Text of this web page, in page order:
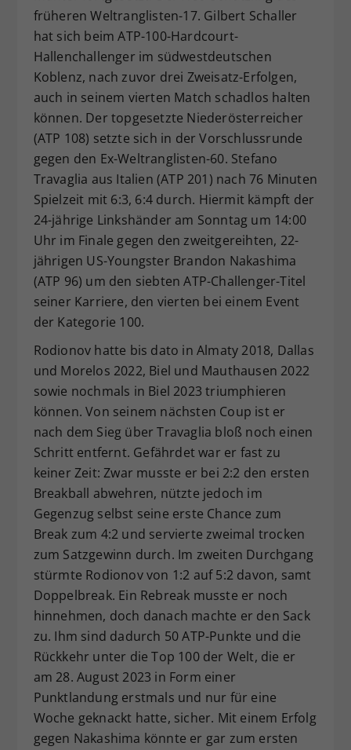
früheren Weltranglisten-17. Gilbert Schaller
hat sich beim ATP-100-Hardcourt-
Hallenchallenger im südwestdeutschen
Koblenz, nach zuvor drei Zweisatz-Erfolgen,
auch in seinem vierten Match schadlos halten
können. Der topgesetzte Niederösterreicher
(ATP 108) setzte sich in der Vorschlussrunde
gegen den Ex-Weltranglisten-60. Stefano
Travaglia aus Italien (ATP 201) nach 76 Minuten
Spielzeit mit 6:3, 6:4 durch. Hiermit kämpft der
24-jährige Linkshänder am Sonntag um 14:00
Uhr im Finale gegen den zweitgereihten, 22-
jährigen US-Youngster Brandon Nakashima
(ATP 96) um den siebten ATP-Challenger-Titel
seiner Karriere, den vierten bei einem Event
der Kategorie 100.
Rodionov hatte bis dato in Almaty 2018, Dallas
und Morelos 2022, Biel und Mauthausen 2022
sowie nochmals in Biel 2023 triumphieren
können. Von seinem nächsten Coup ist er
nach dem Sieg über Travaglia bloß noch einen
Schritt entfernt. Gefährdet war er fast zu
keiner Zeit: Zwar musste er bei 2:2 den ersten
Breakball abwehren, nützte jedoch im
Gegenzug selbst seine erste Chance zum
Break zum 4:2 und servierte zweimal trocken
zum Satzgewinn durch. Im zweiten Durchgang
stürmte Rodionov von 1:2 auf 5:2 davon, samt
Doppelbreak. Ein Rebreak musste er noch
hinnehmen, doch danach machte er den Sack
zu. Ihm sind dadurch 50 ATP-Punkte und die
Rückkehr unter die Top 100 der Welt, die er
am 28. August 2023 in Form einer
Punktlandung erstmals und nur für eine
Woche geknackt hatte, sicher. Mit einem Erfolg
gegen Nakashima könnte er gar zum ersten
Zweck
Dieser Wert speichert Ihre Consent-
Einstellungen. Unter anderem eine
zufällig generierte ID, für die
historische Speicherung Ihrer
vorgenommen Einstellungen, falls der
Webseiten-Betreiber dies eingestellt
hat.